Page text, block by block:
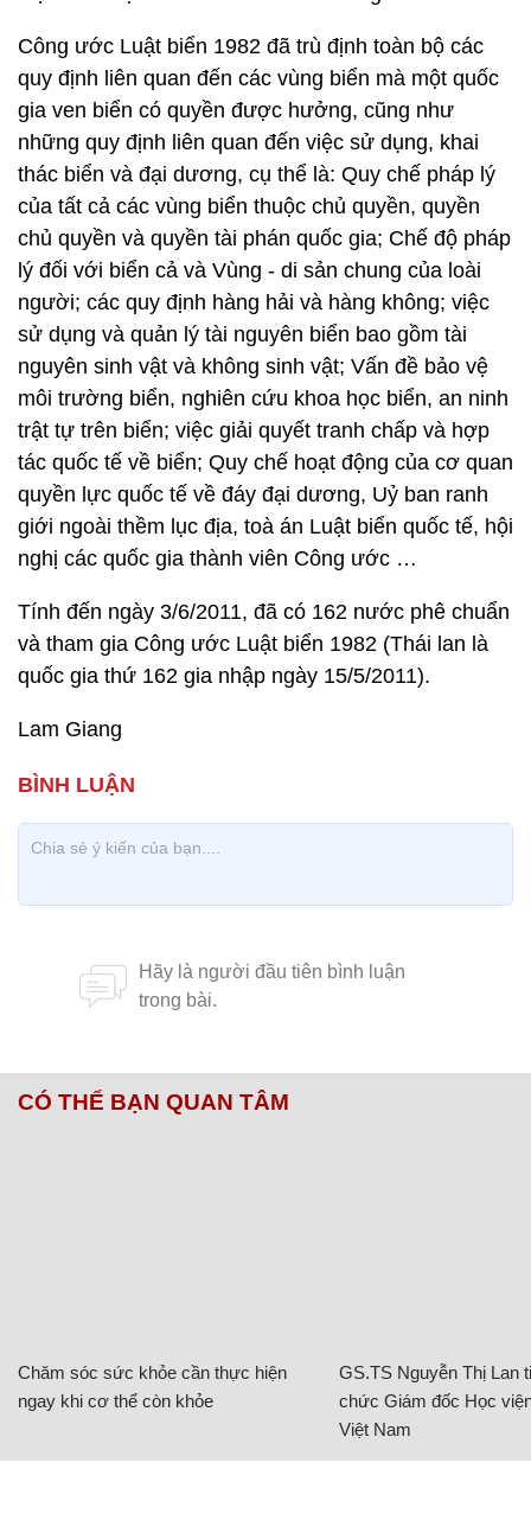
Công ước Luật biển 1982 đã trù định toàn bộ các
quy định liên quan đến các vùng biển mà một quốc
gia ven biển có quyền được hưởng, cũng như
những quy định liên quan đến việc sử dụng, khai
thác biển và đại dương, cụ thể là: Quy chế pháp lý
của tất cả các vùng biển thuộc chủ quyền, quyền
chủ quyền và quyền tài phán quốc gia; Chế độ pháp
lý đối với biển cả và Vùng - di sản chung của loài
người; các quy định hàng hải và hàng không; việc
sử dụng và quản lý tài nguyên biển bao gồm tài
nguyên sinh vật và không sinh vật; Vấn đề bảo vệ
môi trường biển, nghiên cứu khoa học biển, an ninh
trật tự trên biển; việc giải quyết tranh chấp và hợp
tác quốc tế về biển; Quy chế hoạt động của cơ quan
quyền lực quốc tế về đáy đại dương, Uỷ ban ranh
giới ngoài thềm lục địa, toà án Luật biển quốc tế, hội
nghị các quốc gia thành viên Công ước …
Tính đến ngày 3/6/2011, đã có 162 nước phê chuẩn
và tham gia Công ước Luật biển 1982 (Thái lan là
quốc gia thứ 162 gia nhập ngày 15/5/2011).
Lam Giang
CÓ THỂ BẠN QUAN TÂM
Chăm sóc sức khỏe cần thực hiện
ngay khi cơ thể còn khỏe
GS.TS Nguyễn Thị Lan
chức Giám đốc Học
Việt Nam